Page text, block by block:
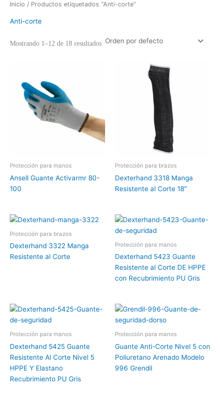
Inicio / Productos etiquetados “Anti-corte”
Anti-corte
Mostrando 1–12 de 18 resultados
Protección para manos
Ansell Guante Activarmr 80-
100
Protección para brazos
Dexterhand 3318 Manga
Resistente al Corte 18″
Protección para brazos
Dexterhand 3322 Manga
Resistente al Corte
Protección para manos
Dexterhand 5423 Guante
Resistente al Corte DE HPPE
con Recubrimiento PU Gris
Protección para manos
Dexterhand 5425 Guante
Resistente Al Corte Nivel 5
HPPE Y Elastano
Recubrimiento PU Gris
Protección para manos
Guante Anti-Corte Nivel 5 con
Poliuretano Arenado Modelo
996 Grendil